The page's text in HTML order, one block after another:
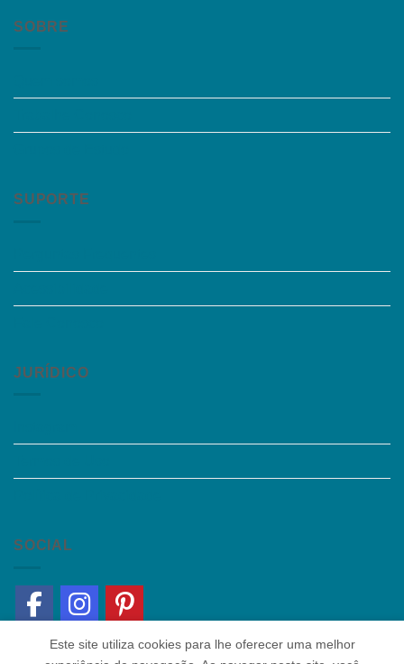
SOBRE
SUPORTE
JURÍDICO
SOCIAL
Este site utiliza cookies para lhe oferecer uma melhor